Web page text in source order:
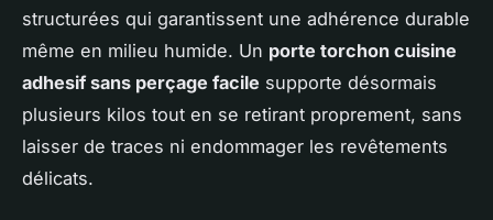
structurées qui garantissent une adhérence durable
même en milieu humide. Un porte torchon cuisine
adhesif sans perçage facile supporte désormais
plusieurs kilos tout en se retirant proprement, sans
laisser de traces ni endommager les revêtements
délicats.